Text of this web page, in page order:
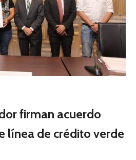
firman acuerdo
línea de crédito verde